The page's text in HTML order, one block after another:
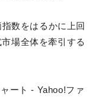
数をはるかに上回
場全体を牽引する
ート - Yahoo!ファ